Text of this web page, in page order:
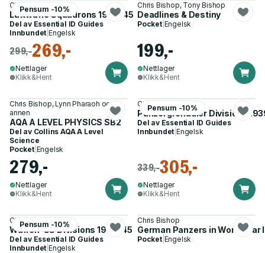
Pensum -10%
Chris Bishop
Luftwaffe Squadrons 1939–45
Del av Essential ID Guides
Innbundet |Engelsk
299,-269,-
Nettlager
Klikk&Hent
Chris Bishop, Tony Bishop
Deadlines & Destiny
Pocket| Engelsk
199,-
Nettlager
Klikk&Hent
Chris Bishop, Lynn Pharaoh og 1
annen
AQA A LEVEL PHYSICS SB2
Del av Collins AQA A Level
Science
Pocket| Engelsk
279,-
Nettlager
Klikk&Hent
Pensum -10%
Chris Bishop
Panzergrenadier Divisions
Del av Essential ID Guides
Innbundet |Engelsk
339,-305,-
Nettlager
Klikk&Hent
Pensum -10%
Chris Bishop
Waffen-SS Divisions 1939–45
Del av Essential ID Guides
Innbundet |Engelsk
Chris Bishop
German Panzers in World War
Pocket| Engelsk